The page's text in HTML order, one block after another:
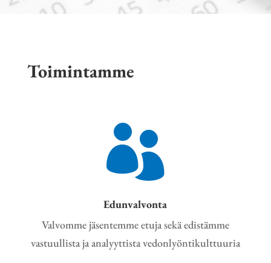
Toimintamme

Edunvalvonta
Valvomme jäsentemme etuja sekä edistämme
vastuullista ja analyyttista vedonlyöntikulttuuria